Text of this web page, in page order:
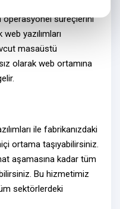
operasyonel süreçlerini
web yazılımları
masaüstü
olarak web ortamına
ı ile fabrikanızdaki
ortama taşıyabilirsiniz.
aşamasına kadar tüm
Bu hizmetimiz
sektörlerdeki